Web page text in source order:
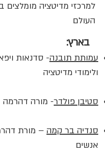
למרכזי מדיטציה מומלצים
העולם
בארץ:
עמותת תובנה- סדנאות
ולימודי מדיטציה
סטיבן פולדר- מורה דהרמה
סנדיה בר קמה – מורת
אנשים